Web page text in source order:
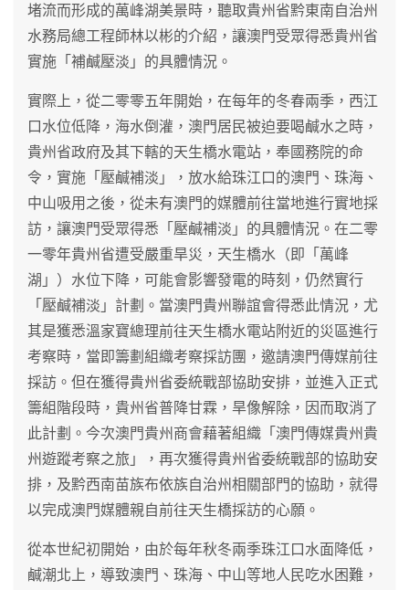
堵流而形成的萬峰湖美景時，聽取貴州省黔東南自治州
水務局總工程師林以彬的介紹，讓澳門受眾得悉貴州省
實施「補鹹壓淡」的具體情況。
實際上，從二零零五年開始，在每年的冬春兩季，西江
口水位低降，海水倒灌，澳門居民被迫要喝鹹水之時，
貴州省政府及其下轄的天生橋水電站，奉國務院的命
令，實施「壓鹹補淡」，放水給珠江口的澳門、珠海、
中山吸用之後，從未有澳門的媒體前往當地進行實地採
訪，讓澳門受眾得悉「壓鹹補淡」的具體情況。在二零
一零年貴州省遭受嚴重旱災，天生橋水（即「萬峰
湖」）水位下降，可能會影響發電的時刻，仍然實行
「壓鹹補淡」計劃。當澳門貴州聯誼會得悉此情況，尤
其是獲悉溫家寶總理前往天生橋水電站附近的災區進行
考察時，當即籌劃組織考察採訪團，邀請澳門傳媒前往
採訪。但在獲得貴州省委統戰部協助安排，並進入正式
籌組階段時，貴州省普降甘霖，旱像解除，因而取消了
此計劃。今次澳門貴州商會藉著組織「澳門傳媒貴州貴
州遊蹤考察之旅」，再次獲得貴州省委統戰部的協助安
排，及黔西南苗族布依族自治州相關部門的協助，就得
以完成澳門媒體親自前往天生橋採訪的心願。
從本世紀初開始，由於每年秋冬兩季珠江口水面降低，
鹹潮北上，導致澳門、珠海、中山等地人民吃水困難，